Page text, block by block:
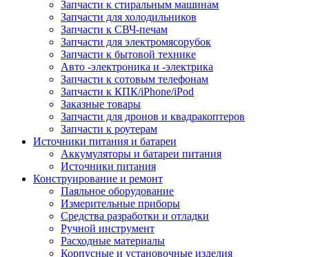
Запчасти к стиральным машинам
Запчасти для холодильников
Запчасти к СВЧ-печам
Запчасти для электромясорубок
Запчасти к бытовой технике
Авто -электроника и -электрика
Запчасти к сотовым телефонам
Запчасти к КПК/iPhone/iPod
Заказные товары
Запчасти для дронов и квадракоптеров
Запчасти к роутерам
Источники питания и батареи
Аккумуляторы и батареи питания
Источники питания
Конструирование и ремонт
Паяльное оборудование
Измерительные приборы
Средства разработки и отладки
Ручной инструмент
Расходные материалы
Корпусные и установочные изделия